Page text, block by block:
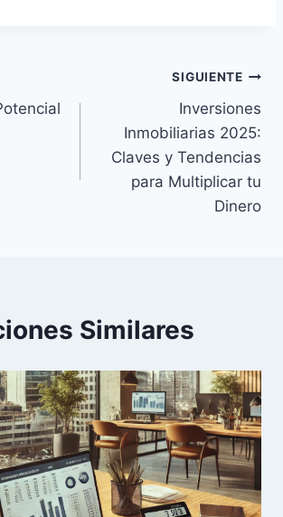
SIGUIENTE
Inversiones
Inmobiliarias 2025:
Claves y Tendencias
para Multiplicar tu
Dinero
Similares